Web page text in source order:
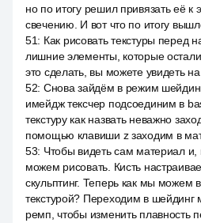
но по итогу решил привязать её к
свечению. И вот что по итогу
51: Как рисовать текстуры перед
лишние элементы, которые
это сделать, вы можете увидеть на
52: Снова зайдём в режим
имейдж тексчер подсоединим в
текстуру как назвать неважно
помощью клавиши z заходим в
53: Чтобы видеть сам материал
можем рисовать. Кисть
скульптинг. Теперь как мы можем
текстурой? Переходим в
ремп, чтобы изменить плавность